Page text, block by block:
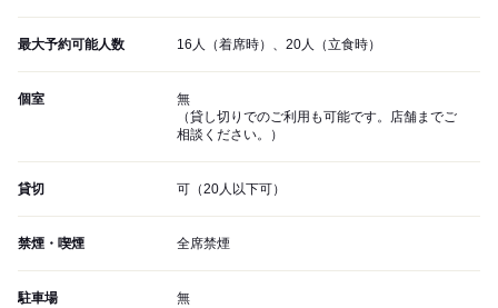
最大予約可能人数 16人（着席時）、20人（立食時）
個室
無
（貸し切りでのご利用も可能です。店舗までご
相談ください。）
貸切 可（20人以下可）
禁煙・喫煙 全席禁煙
駐車場 無